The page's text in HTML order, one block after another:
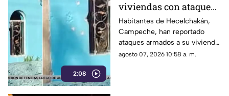
2:08
viviendas con ataques
a disparos en
Hecelchakán en menos
de una semana
Habitantes de Hecelchakán,
Campeche, han reportado
ataques armados a su vivienda
en menos de una semana.
agosto 07, 2026 10:58 a. m.